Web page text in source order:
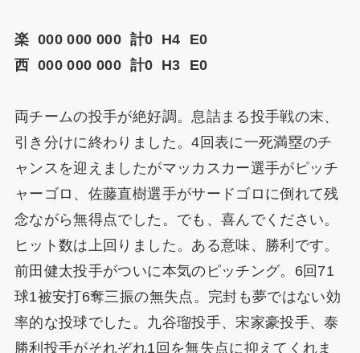
楽 000 000 000 計0 H4 E0
西 000 000 000 計0 H3 E0
両チームの投手が絶好調。息詰まる投手戦の末、
引き分けに終わりました。4回表に一死満塁のチ
ャンスを迎えましたがマッカスカー選手がピッチ
ャーゴロ、佐藤直樹選手がサードゴロに倒れて残
念ながら無得点でした。でも、喜んでください。
ヒット数は上回りました。ある意味、勝利です。
前田健太投手がついに本気のピッチング。6回71
球1被安打6奪三振の無失点。完封も夢ではない効
率的な投球でした。九谷瑠投手、宋家豪投手、泰
勝利投手がそれぞれ1回を無失点に抑えてくれま